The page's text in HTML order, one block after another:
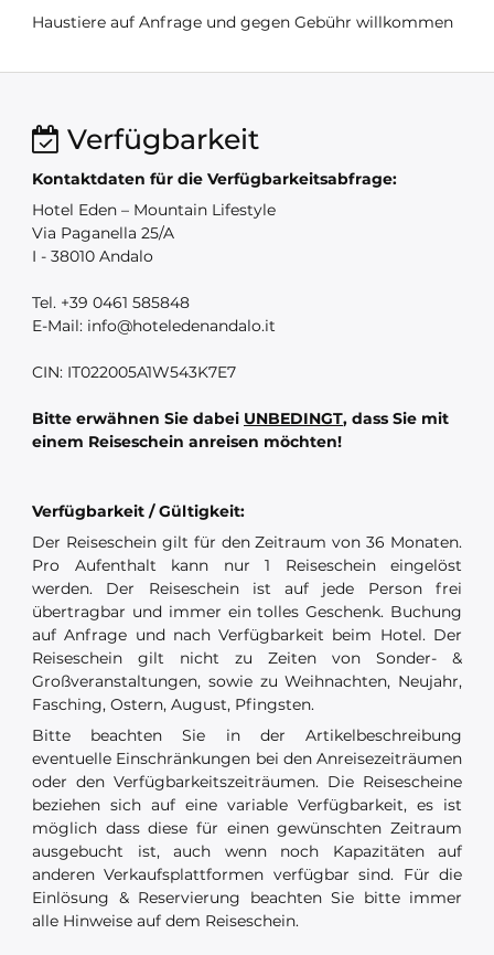
Haustiere auf Anfrage und gegen Gebühr willkommen
Verfügbarkeit
Kontaktdaten für die Verfügbarkeitsabfrage:
Hotel Eden – Mountain Lifestyle
Via Paganella 25/A
I - 38010 Andalo
Tel. +39 0461 585848
E-Mail: info@hoteledenandalo.it
CIN: IT022005A1W543K7E7
Bitte erwähnen Sie dabei UNBEDINGT, dass Sie mit
einem Reiseschein anreisen möchten!
Verfügbarkeit / Gültigkeit:
Der Reiseschein gilt für den Zeitraum von 36 Monaten.
Pro Aufenthalt kann nur 1 Reiseschein eingelöst
werden. Der Reiseschein ist auf jede Person frei
übertragbar und immer ein tolles Geschenk. Buchung
auf Anfrage und nach Verfügbarkeit beim Hotel. Der
Reiseschein gilt nicht zu Zeiten von Sonder- &
Großveranstaltungen, sowie zu Weihnachten, Neujahr,
Fasching, Ostern, August, Pfingsten.
Bitte beachten Sie in der Artikelbeschreibung
eventuelle Einschränkungen bei den Anreisezeiträumen
oder den Verfügbarkeitszeiträumen. Die Reisescheine
beziehen sich auf eine variable Verfügbarkeit, es ist
möglich dass diese für einen gewünschten Zeitraum
ausgebucht ist, auch wenn noch Kapazitäten auf
anderen Verkaufsplattformen verfügbar sind. Für die
Einlösung & Reservierung beachten Sie bitte immer
alle Hinweise auf dem Reiseschein.